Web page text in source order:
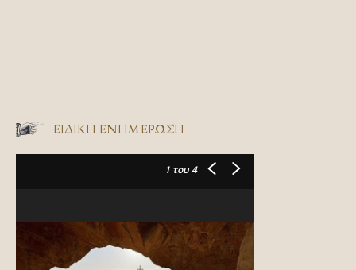
ΕΙΔΙΚΉ ΕΝΗΜΈΡΩΣΗ
1 του 4